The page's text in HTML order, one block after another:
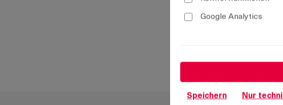
Google Analytics
Speichern Nur